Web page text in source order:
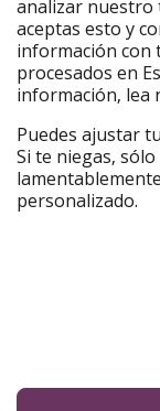
VoyagesPirates
Urlaubspiraten
TravelPirates
Nuestro grupo
Conócenos
Sobre
Sostenibilidad
analizar nuestro
aceptas esto y
información con
procesados en
información, lea
Puedes ajustar
Si te niegas,
personalizado.